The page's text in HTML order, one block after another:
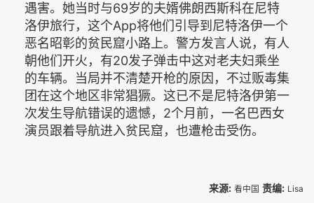
遇害。她当时与69岁的夫婿佛朗西斯科在尼特
洛伊旅行，这个App将他们引导到尼特洛伊一个
恶名昭彰的贫民窟小路上。警方发言人说，有人
朝他们开火，有20发子弹击中这对老夫妇乘坐
的车辆。当局并不清楚开枪的原因，不过贩毒集
团在这个地区非常猖獗。这已不是尼特洛伊第一
次发生导航错误的遗憾，2个月前，一名巴西女
演员跟着导航进入贫民窟，也遭枪击受伤。
来源: 看中国 责编: Lisa